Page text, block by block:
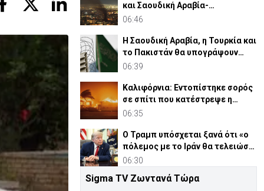
και Σαουδική Αραβία-
Τουλάχιστον 58 νεκροί
06:46
Η Σαουδική Αραβία, η Τουρκία και
το Πακιστάν θα υπογράψουν
αμυντική συμφωνία
06:39
Καλιφόρνια: Εντοπίστηκε σορός
σε σπίτι που κατέστρεψε η
μεγάλη πυρκαγιά
06:35
Ο Τραμπ υπόσχεται ξανά ότι «ο
πόλεμος με το Ιράν θα τελειώσει
σύντομα»
06:30
«Κολλημένη» στα 40αρια η
Sigma TV Ζωντανά Τώρα